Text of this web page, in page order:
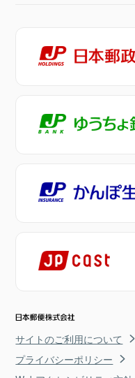
サイトのご利用について
プライバシーポリシー